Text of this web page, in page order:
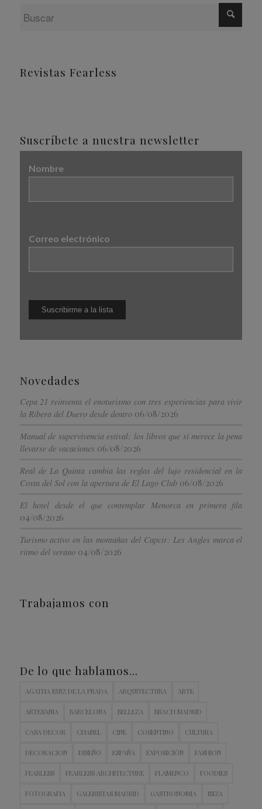
Revistas Fearless
Suscríbete a nuestra newsletter
Nombre
Correo electrónico
Novedades
Cepa 21 reinventa el enoturismo con tres experiencias para vivir
la Ribera del Duero desde dentro 06/08/2026
Manual de supervivencia estival: los libros que sí merece la pena
llevarse de vacaciones 06/08/2026
Real de La Quinta cambia las reglas del lujo residencial en la
Costa del Sol con la apertura de El Lago Club 06/08/2026
El hotel desde el que contemplar Menorca en primera fila
04/08/2026
Turismo activo en las montañas del Capcir: Les Angles marca el
ritmo del verano 04/08/2026
Trabajamos con
De lo que hablamos…
AGATHA RUIZ DE LA PRADA ARQUITECTURA ARTE
ARTESANIA BARCELONA BELLEZA BRACH MADRID
CASA DECOR CHANEL CINE COSENTINO CULTURA
DECORACION DISEÑO ESPAÑA EXPOSICIÓN FASHION
FEARLESS FEARLESS ARCHITECTURE FLAMENCO FOODIES
FOTOGRAFIA GALERISTAS MADRID GASTRONOMIA IBIZA